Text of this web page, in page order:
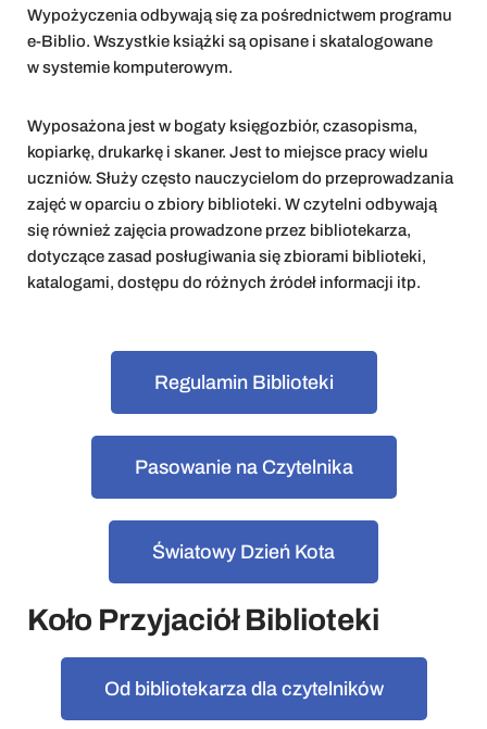
Wypożyczenia odbywają się za pośrednictwem programu
e-Biblio. Wszystkie książki są opisane i skatalogowane
w systemie komputerowym.
Wyposażona jest w bogaty księgozbiór, czasopisma,
kopiarkę, drukarkę i skaner. Jest to miejsce pracy wielu
uczniów. Służy często nauczycielom do przeprowadzania
zajęć w oparciu o zbiory biblioteki. W czytelni odbywają
się również zajęcia prowadzone przez bibliotekarza,
dotyczące zasad posługiwania się zbiorami biblioteki,
katalogami, dostępu do różnych źródeł informacji itp.
Regulamin Biblioteki
Pasowanie na Czytelnika
Światowy Dzień Kota
Koło Przyjaciół Biblioteki
Od bibliotekarza dla czytelników